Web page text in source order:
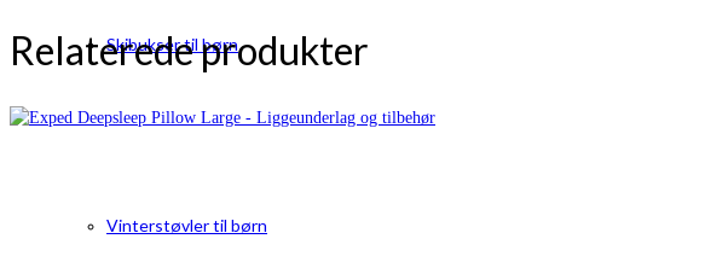
Skibukser til børn
Vinterstøvler til børn
Relaterede produkter